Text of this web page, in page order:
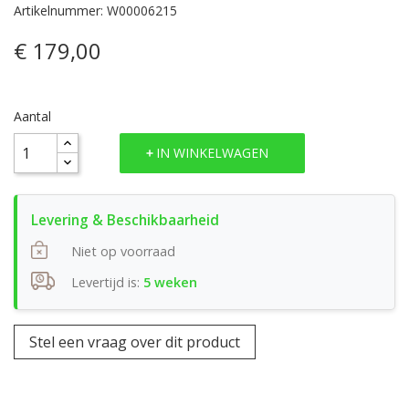
Artikelnummer: W00006215
€ 179,00
Aantal
IN WINKELWAGEN
Niet op voorraad
Levertijd is: 5 weken
Stel een vraag over dit product